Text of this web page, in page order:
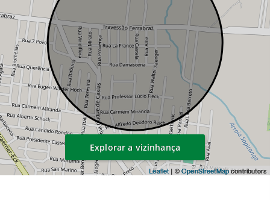
Leaflet | ©OpenStreetMapcontributors
Explorar a vizinhança